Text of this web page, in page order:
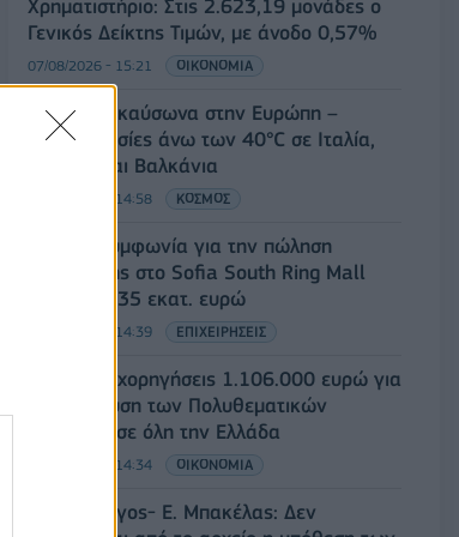
Χρηματιστήριο: Στις 2.623,19 μονάδες ο
Γενικός Δείκτης Τιμών, με άνοδο 0,57%
07/08/2026 - 15:21 ΟΙΚΟΝΟΜΙΑ
Νέο κύμα καύσωνα στην Ευρώπη –
Θερμοκρασίες άνω των 40°C σε Ιταλία,
Ισπανία και Βαλκάνια
07/08/2026 - 14:58 ΚΟΣΜΟΣ
Fourlis: Συμφωνία για την πώληση
συμμετοχής στο Sofia South Ring Mall
έναντι 49,35 εκατ. ευρώ
07/08/2026 - 14:39 ΕΠΙΧΕΙΡΗΣΕΙΣ
ΥΠΠΟ: Επιχορηγήσεις 1.106.000 ευρώ για
την ενίσχυση των Πολυθεματικών
Φεστιβάλ σε όλη την Ελλάδα
07/08/2026 - 14:34 ΟΙΚΟΝΟΜΙΑ
Άρειος Πάγος- Ε. Μπακέλας: Δεν